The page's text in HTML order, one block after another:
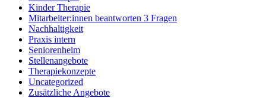
Kinder Therapie
Mitarbeiter:innen beantworten 3 Fragen
Nachhaltigkeit
Praxis intern
Seniorenheim
Stellenangebote
Therapiekonzepte
Uncategorized
Zusätzliche Angebote